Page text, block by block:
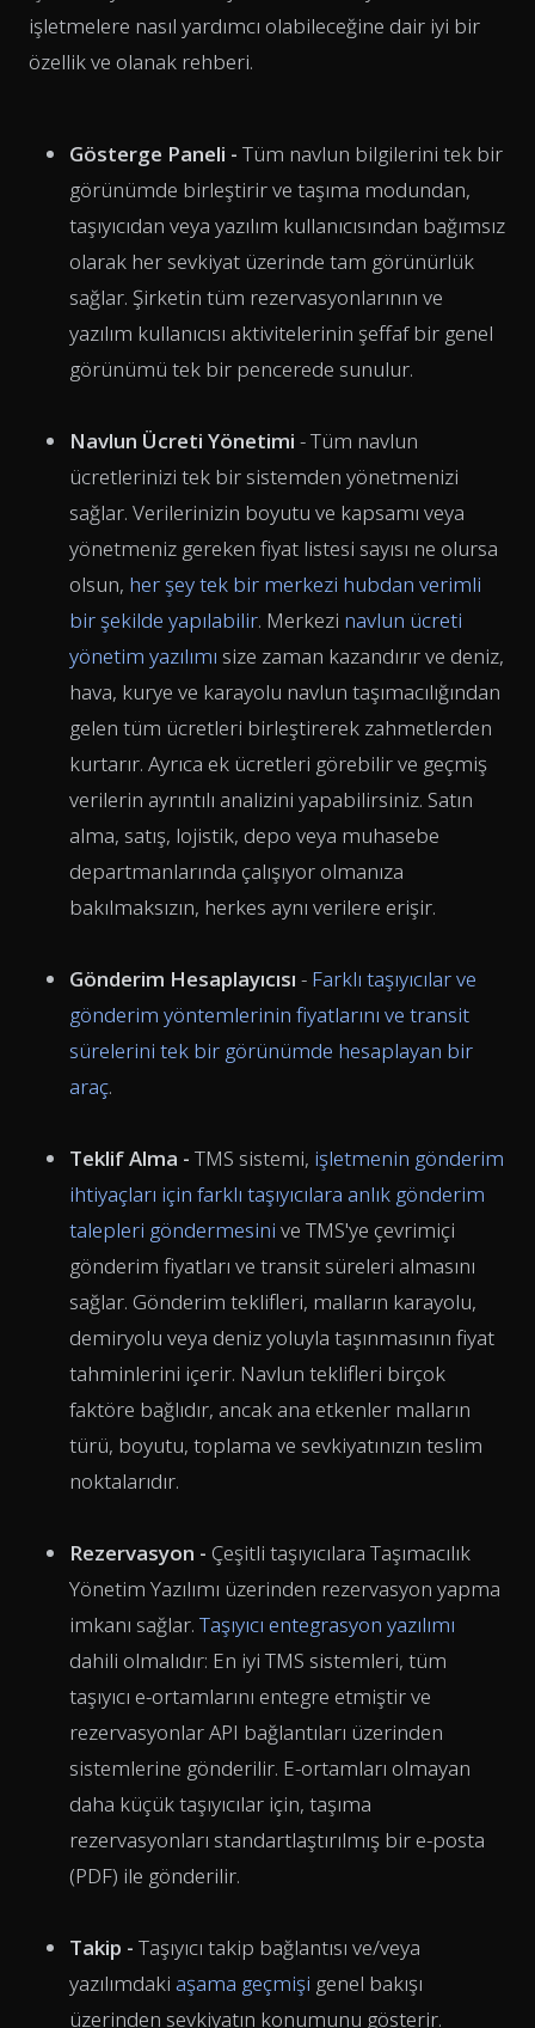
işletmelere nasıl yardımcı olabileceğine dair iyi bir
özellik ve olanak rehberi.
Gösterge Paneli - Tüm navlun bilgilerini tek bir
görünümde birleştirir ve taşıma modundan,
taşıyıcıdan veya yazılım kullanıcısından bağımsız
olarak her sevkiyat üzerinde tam görünürlük
sağlar. Şirketin tüm rezervasyonlarının ve
yazılım kullanıcısı aktivitelerinin şeffaf bir genel
görünümü tek bir pencerede sunulur.
Navlun Ücreti Yönetimi - Tüm navlun
ücretlerinizi tek bir sistemden yönetmenizi
sağlar. Verilerinizin boyutu ve kapsamı veya
yönetmeniz gereken fiyat listesi sayısı ne olursa
olsun, her şey tek bir merkezi hubdan verimli
bir şekilde yapılabilir. Merkezi navlun ücreti
yönetim yazılımı size zaman kazandırır ve deniz,
hava, kurye ve karayolu navlun taşımacılığından
gelen tüm ücretleri birleştirerek zahmetlerden
kurtarır. Ayrıca ek ücretleri görebilir ve geçmiş
verilerin ayrıntılı analizini yapabilirsiniz. Satın
alma, satış, lojistik, depo veya muhasebe
departmanlarında çalışıyor olmanıza
bakılmaksızın, herkes aynı verilere erişir.
Gönderim Hesaplayıcısı - Farklı taşıyıcılar ve
gönderim yöntemlerinin fiyatlarını ve transit
sürelerini tek bir görünümde hesaplayan bir
araç.
Teklif Alma - TMS sistemi, işletmenin gönderim
ihtiyaçları için farklı taşıyıcılara anlık gönderim
talepleri göndermesini ve TMS'ye çevrimiçi
gönderim fiyatları ve transit süreleri almasını
sağlar. Gönderim teklifleri, malların karayolu,
demiryolu veya deniz yoluyla taşınmasının fiyat
tahminlerini içerir. Navlun teklifleri birçok
faktöre bağlıdır, ancak ana etkenler malların
türü, boyutu, toplama ve sevkiyatınızın teslim
noktalarıdır.
Rezervasyon - Çeşitli taşıyıcılara Taşımacılık
Yönetim Yazılımı üzerinden rezervasyon yapma
imkanı sağlar. Taşıyıcı entegrasyon yazılımı
dahili olmalıdır: En iyi TMS sistemleri, tüm
taşıyıcı e-ortamlarını entegre etmiştir ve
rezervasyonlar API bağlantıları üzerinden
sistemlerine gönderilir. E-ortamları olmayan
daha küçük taşıyıcılar için, taşıma
rezervasyonları standartlaştırılmış bir e-posta
(PDF) ile gönderilir.
Takip - Taşıyıcı takip bağlantısı ve/veya
yazılımdaki aşama geçmişi genel bakışı
üzerinden sevkiyatın konumunu gösterir.